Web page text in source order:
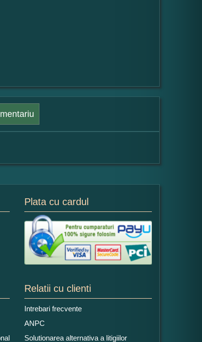
Plata cu cardul
Relatii cu clienti
Intrebari frecvente
ANPC
Solutionarea alternativa a litigiilor